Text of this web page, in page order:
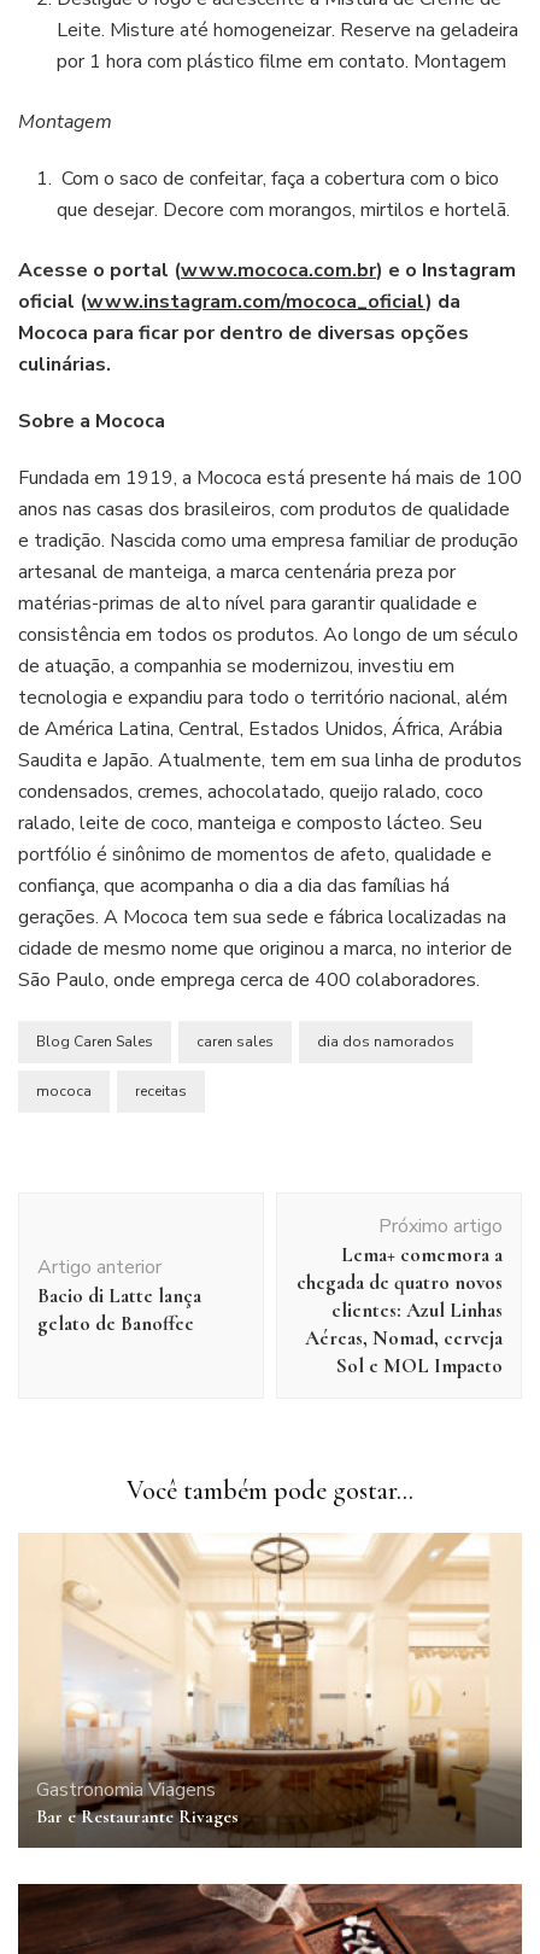
Leite. Misture até homogeneizar. Reserve na geladeira
por 1 hora com plástico filme em contato. Montagem
Montagem
Com o saco de confeitar, faça a cobertura com o bico
que desejar. Decore com morangos, mirtilos e hortelã.
Acesse o portal (www.mococa.com.br) e o Instagram
oficial (www.instagram.com/mococa_oficial) da
Mococa para ficar por dentro de diversas opções
culinárias.
Sobre a Mococa
Fundada em 1919, a Mococa está presente há mais de 100
anos nas casas dos brasileiros, com produtos de qualidade
e tradição. Nascida como uma empresa familiar de produção
artesanal de manteiga, a marca centenária preza por
matérias-primas de alto nível para garantir qualidade e
consistência em todos os produtos. Ao longo de um século
de atuação, a companhia se modernizou, investiu em
tecnologia e expandiu para todo o território nacional, além
de América Latina, Central, Estados Unidos, África, Arábia
Saudita e Japão. Atualmente, tem em sua linha de produtos
condensados, cremes, achocolatado, queijo ralado, coco
ralado, leite de coco, manteiga e composto lácteo. Seu
portfólio é sinônimo de momentos de afeto, qualidade e
confiança, que acompanha o dia a dia das famílias há
gerações. A Mococa tem sua sede e fábrica localizadas na
cidade de mesmo nome que originou a marca, no interior de
São Paulo, onde emprega cerca de 400 colaboradores.
Blog Caren Sales caren sales dia dos namorados
mococa receitas
post
Artigo anterior
Bacio di Latte lança
gelato de Banoffee
Próximo artigo
Lema+ comemora a
chegada de quatro novos
clientes: Azul Linhas
Aéreas, Nomad, cerveja
Sol e MOL Impacto
Você também pode gostar...
GastronomiaViagens
Bar e Restaurante Rivages